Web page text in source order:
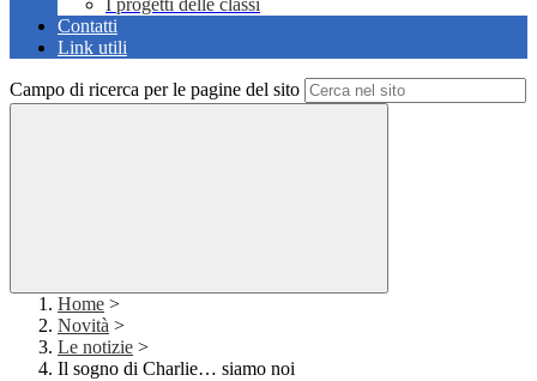
I progetti delle classi
Contatti
Link utili
Campo di ricerca per le pagine del sito
Home >
Novità >
Le notizie >
Il sogno di Charlie… siamo noi